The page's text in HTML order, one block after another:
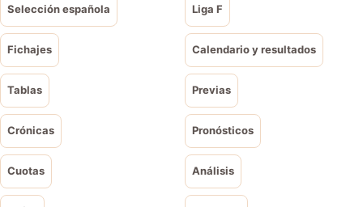
Selección española Liga F
Fichajes Calendario y resultados
Tablas Previas
Crónicas Pronósticos
Cuotas Análisis